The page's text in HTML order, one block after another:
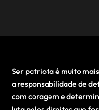
Ser patriota é muito
a responsabilidade de
com coragem e